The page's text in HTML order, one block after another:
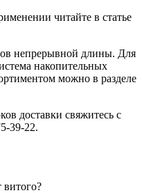
читайте в статье
непрерывной длины. Для
накопительных
можно в разделе
доставки свяжитесь с
39-22.